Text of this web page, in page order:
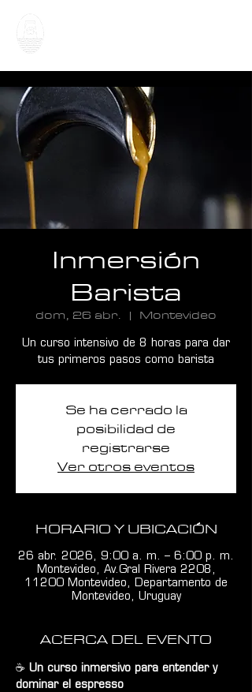
Inmersión
Barista
dom, 26 abr.
  |
Montevideo
Un curso intensivo de 8 horas para dar
tus primeros pasos como barista
Se ha cerrado la
posibilidad de
registrarse
Ver otros eventos
HORARIO Y UBICACIÓN
26 abr. 2026, 9:00 a. m. – 6:00 p. m.
Montevideo, Av.Gral Rivera 2208,
11200 Montevideo, Departamento de
Montevideo, Uruguay
ACERCA DEL EVENTO
☕ Un curso inmersivo para entender y
dominar el espresso